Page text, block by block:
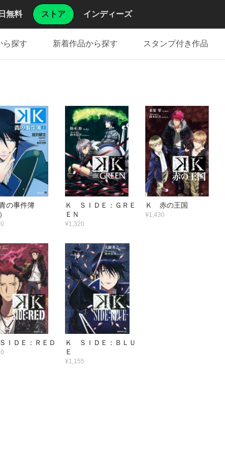
無料 ストア インディーズ
ら探す 新着作品から探す スタンプ付き作品
の事件簿
Ｋ ＳＩＤＥ：ＧＲＥ
ＥＮ
¥1,320
Ｋ 赤の王国
¥1,430
ＩＤＥ：ＲＥＤ
Ｋ ＳＩＤＥ：ＢＬＵ
Ｅ
¥1,155